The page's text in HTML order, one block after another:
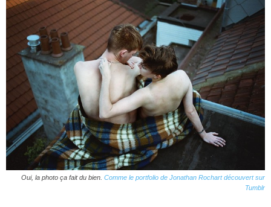
Oui, la photo ça fait du bien. Comme le portfolio de Jonathan Rochart découvert sur
Tumblr